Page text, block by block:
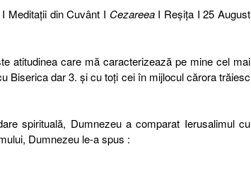
Meditaţii din Cuvânt I CezareeaI Reşiţa I 25 August
atitudinea care mă caracterizează pe mine cel mai
Biserica dar 3. și cu toți cei în mijlocul cărora trăiesc
spirituală, Dumnezeu a comparat Ierusalimul cu
Dumnezeu le-a spus :